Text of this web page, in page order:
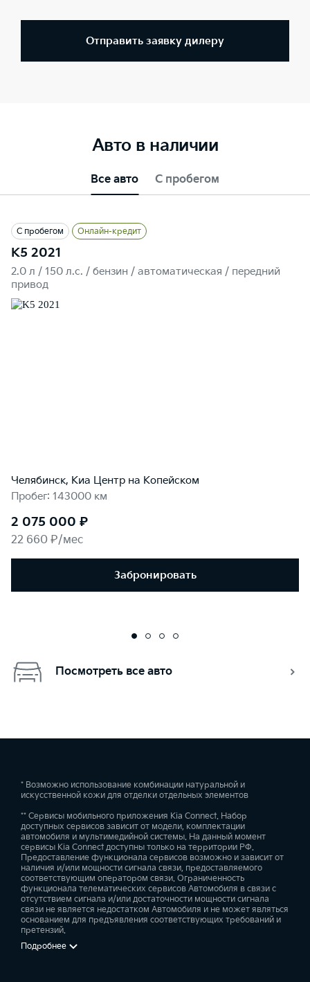
Отправить заявку дилеру
Авто в наличии
Все авто С пробегом
С пробегом Онлайн-кредит
K5 2021
2.0 л / 150 л.c. / бензин / автоматическая / передний
привод
Челябинск, Киа Центр на Копейском
Пробег: 143000 км
2 075 000 ₽
22 660 ₽/мес
Забронировать
Посмотреть все авто
* Возможно использование комбинации натуральной и
искусственной кожи для отделки отдельных элементов
** Сервисы мобильного приложения Kia Connect. Набор
доступных сервисов зависит от модели, комплектации
автомобиля и мультимедийной системы. На данный момент
сервисы Kia Connect доступны только на территории РФ.
Предоставление функционала сервисов возможно и зависит от
наличия и/или мощности сигнала связи, предоставляемого
соответствующим оператором связи. Ограниченность
функционала телематических сервисов Автомобиля в связи с
отсутствием сигнала и/или достаточности мощности сигнала
связи не является недостатком Автомобиля и не может являться
основанием для предъявления соответствующих требований и
претензий.
Подробнее